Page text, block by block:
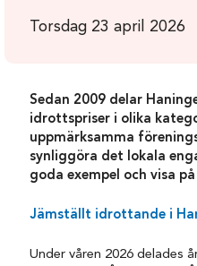
Torsdag 23 april 2026
Sedan 2009 delar
idrottspriser i olika
uppmärksamma
synliggöra det lokala
goda exempel och visa
Jämställt idrottande i
Under våren 2026 delades